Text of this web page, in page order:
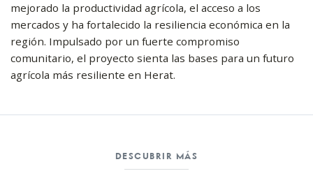
mejorado la productividad agrícola, el acceso a los
mercados y ha fortalecido la resiliencia económica en la
región. Impulsado por un fuerte compromiso
comunitario, el proyecto sienta las bases para un futuro
agrícola más resiliente en Herat.
DESCUBRIR MÁS